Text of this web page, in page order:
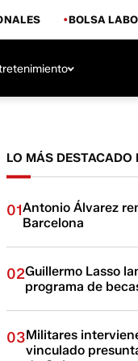
BOLSA
LO MÁS DESTACADO
01Antonio Álvarez
Barcelona
02Guillermo Lasso
programa de
03Militares
vinculado